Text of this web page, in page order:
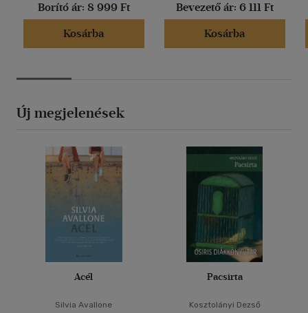
Borító ár: 8 999 Ft
Kosárba
Bevezető ár: 6 111 Ft
Kosárba
Új megjelenések
Acél
Silvia Avallone
Pacsirta
Kosztolányi Dezső